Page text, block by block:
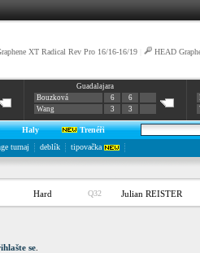
XT Radical Rev Pro 16/16-16/19 HEAD
Guadalajara
Bouzková
6
6
Wang
3 3
Haly
Trenéři
turnaj deblík tipovačka
Hard Q32 Julian REISTER
se